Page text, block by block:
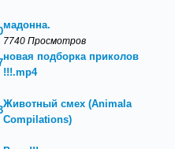
мадонна.
7740 Просмотров
новая подборка приколов
!!!.mp4
Животный смех (Animala
Compilations)